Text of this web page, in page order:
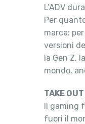
L’ADV
Per
marca:
versioni
la Gen Z,
mondo,
TAKE
Il gaming
fuori il